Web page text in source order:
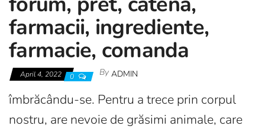
farmacii, ingrediente,
farmacie, comanda
April 4, 2022 0 By ADMIN
îmbrăcându-se. Pentru a trece prin corpul
nostru, are nevoie de grăsimi animale, care